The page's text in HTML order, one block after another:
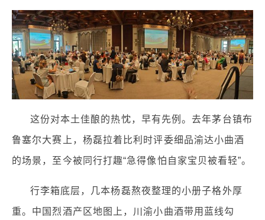
这份对本土佳酿的热忱，早有先例。去年茅台镇布
鲁塞尔大赛上，杨磊拉着比利时评委细品渝达小曲酒
的场景，至今被同行打趣“急得像怕自家宝贝被看轻”。
行李箱底层，几本杨磊熬夜整理的小册子格外厚
重。中国烈酒产区地图上，川渝小曲酒带用蓝线勾